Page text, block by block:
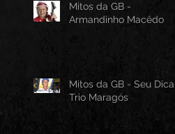
Mitos da GB -
Armandinho Macêdo
Mitos da GB - Seu Dica -
Trio Maragós